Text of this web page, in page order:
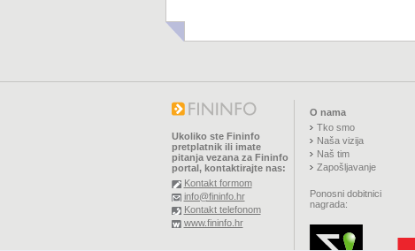
Ukoliko ste Fininfo
pretplatnik ili imate
pitanja vezana za Fininfo
portal, kontaktirajte nas:
Kontakt formom
info@fininfo.hr
Kontakt telefonom
www.fininfo.hr
O nama
Tko smo
Naša vizija
Naš tim
Zapošljavanje
Ponosni dobitnici
nagrada: